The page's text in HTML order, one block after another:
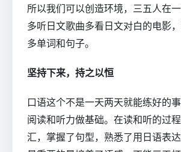
所以我们可以创造环境，三五人在
多听日文歌曲多看日文对白的电影
多单词和句子。
坚持下来，持之以恒
口语这个不是一天两天就能练好的
阅读和听力做基础。在读和听的过
汇，掌握了句型，熟悉了用日语表达